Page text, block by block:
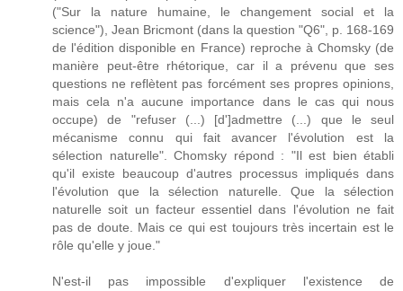
("Sur la nature humaine, le changement social et la
science"), Jean Bricmont (dans la question "Q6", p. 168-169
de l'édition disponible en France) reproche à Chomsky (de
manière peut-être rhétorique, car il a prévenu que ses
questions ne reflètent pas forcément ses propres opinions,
mais cela n'a aucune importance dans le cas qui nous
occupe) de "refuser (...) [d']admettre (...) que le seul
mécanisme connu qui fait avancer l'évolution est la
sélection naturelle". Chomsky répond : "Il est bien établi
qu'il existe beaucoup d'autres processus impliqués dans
l'évolution que la sélection naturelle. Que la sélection
naturelle soit un facteur essentiel dans l'évolution ne fait
pas de doute. Mais ce qui est toujours très incertain est le
rôle qu'elle y joue."
N'est-il pas impossible d'expliquer l'existence de